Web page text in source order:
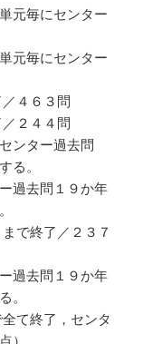
元毎にセンター
元毎にセンター
４６３問
２４４問
ンター過去問
る。
過去問１９か年
で終了／２３７
過去問１９か年
。
て終了，センタ
）